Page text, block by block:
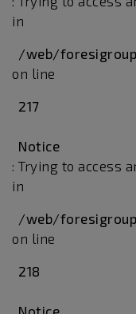
in
/web/
on line
217
Notice
: Trying to access
in
/web/
on line
218
Notice